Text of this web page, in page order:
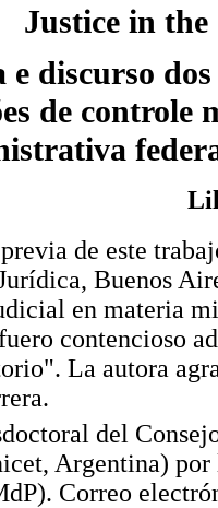
Justice in
e discurso
de
de este
Buenos
en materia
contencioso
La autora
del
Argentina)
Correo